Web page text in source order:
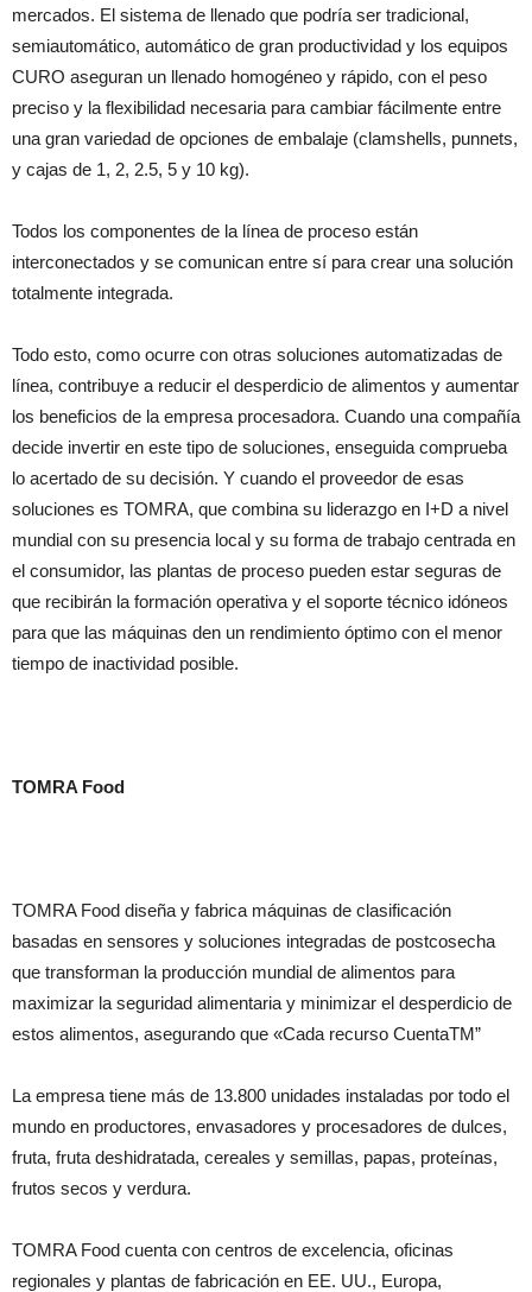
mercados. El sistema de llenado que podría ser tradicional,
semiautomático, automático de gran productividad y los equipos
CURO aseguran un llenado homogéneo y rápido, con el peso
preciso y la flexibilidad necesaria para cambiar fácilmente entre
una gran variedad de opciones de embalaje (clamshells, punnets,
y cajas de 1, 2, 2.5, 5 y 10 kg).
Todos los componentes de la línea de proceso están
interconectados y se comunican entre sí para crear una solución
totalmente integrada.
Todo esto, como ocurre con otras soluciones automatizadas de
línea, contribuye a reducir el desperdicio de alimentos y aumentar
los beneficios de la empresa procesadora. Cuando una compañía
decide invertir en este tipo de soluciones, enseguida comprueba
lo acertado de su decisión. Y cuando el proveedor de esas
soluciones es TOMRA, que combina su liderazgo en I+D a nivel
mundial con su presencia local y su forma de trabajo centrada en
el consumidor, las plantas de proceso pueden estar seguras de
que recibirán la formación operativa y el soporte técnico idóneos
para que las máquinas den un rendimiento óptimo con el menor
tiempo de inactividad posible.
TOMRA Food
TOMRA Food diseña y fabrica máquinas de clasificación
basadas en sensores y soluciones integradas de postcosecha
que transforman la producción mundial de alimentos para
maximizar la seguridad alimentaria y minimizar el desperdicio de
estos alimentos, asegurando que «Cada recurso CuentaTM”
La empresa tiene más de 13.800 unidades instaladas por todo el
mundo en productores, envasadores y procesadores de dulces,
fruta, fruta deshidratada, cereales y semillas, papas, proteínas,
frutos secos y verdura.
TOMRA Food cuenta con centros de excelencia, oficinas
regionales y plantas de fabricación en EE. UU., Europa,